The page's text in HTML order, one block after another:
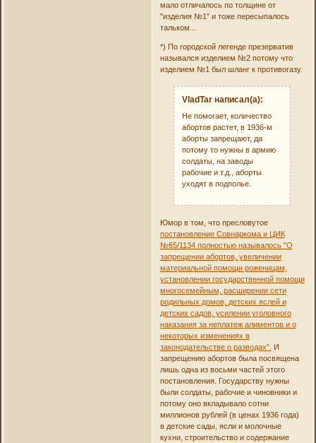
мало отличалось по толщине от
"изделия №1" и тоже пересыпалось
тальком...
*) По городской легенде презерватив
назывался изделием №2 потому что
изделием №1 был шланг к противогазу.
VladTar написал(а):
Не помогает, количество
абортов растет, в 1936-м
аборты запрещают, да
потому то нужны в армию
солдаты, на заводы
рабочие и т.д., аборты
уходят в подполье.
Юмор в том, что пресловутое
постановление Совнаркома и ЦИК
№65/1134 полностью называлось "О
запрещении абортов, увеличении
материальной помощи роженицам,
установлении государственной помощи
многосемейным, расширении сети
родильных домов, детских яслей и
детских садов, усилении уголовного
наказания за неплатеж алиментов и о
некоторых изменениях в
законодательстве о разводах". И
запрещению абортов была посвящена
лишь одна из восьми частей этого
постановления. Государству нужны
были солдаты, рабочие и чиновники и
потому оно вкладывало сотни
миллионов рублей (в ценах 1936 года)
в детские сады, ясли и молочные
кухни, строительство и содержание